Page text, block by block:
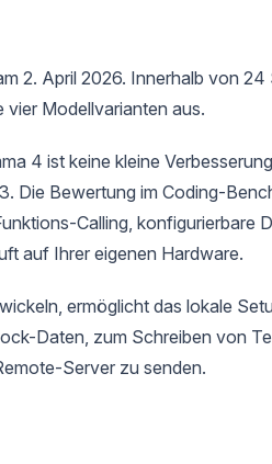
2. April 2026. Innerhalb von
Modellvarianten aus.
4 ist keine kleine
Die Bewertung im Coding-
Calling, konfigurierbare
auf Ihrer eigenen Hardware.
ermöglicht das lokale
Daten, zum Schreiben von
Server zu senden.